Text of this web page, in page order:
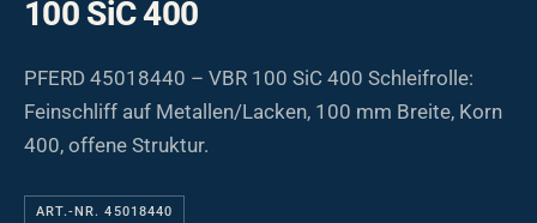
100 SiC 400
PFERD 45018440 – VBR 100 SiC 400 Schleifrolle:
Feinschliff auf Metallen/Lacken, 100 mm Breite, Korn
400, offene Struktur.
ART.-NR. 45018440